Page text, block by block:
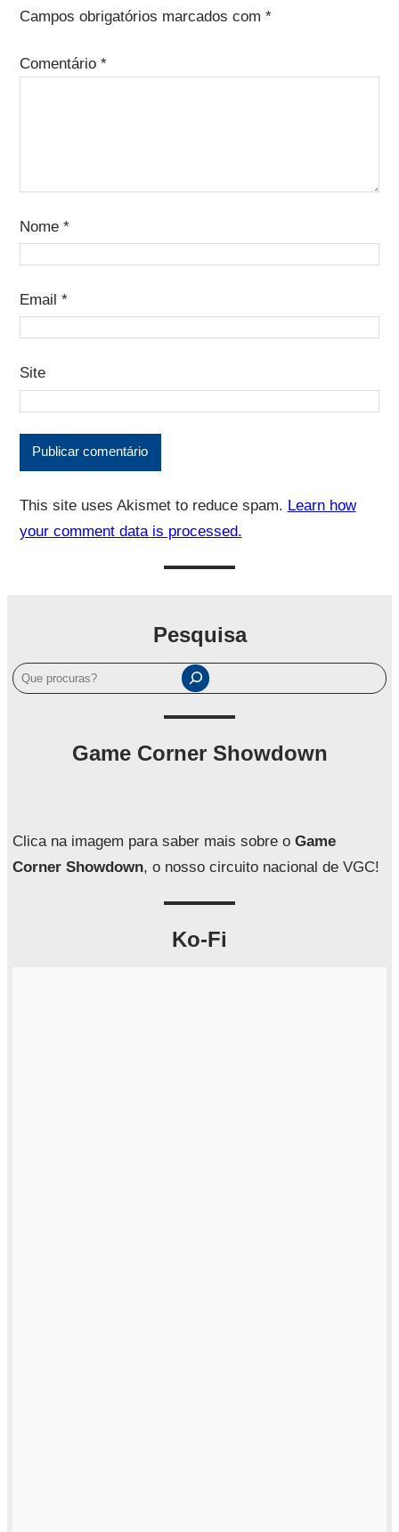
Campos obrigatórios marcados com *
Comentário *
Nome *
Email *
Site
This site uses Akismet to reduce spam. Learn how
your comment data is processed.
Pesquisa
P
e
a
r
Game Corner Showdown
Clica na imagem para saber mais sobre o Game
Corner Showdown, o nosso circuito nacional de VGC!
Ko-Fi